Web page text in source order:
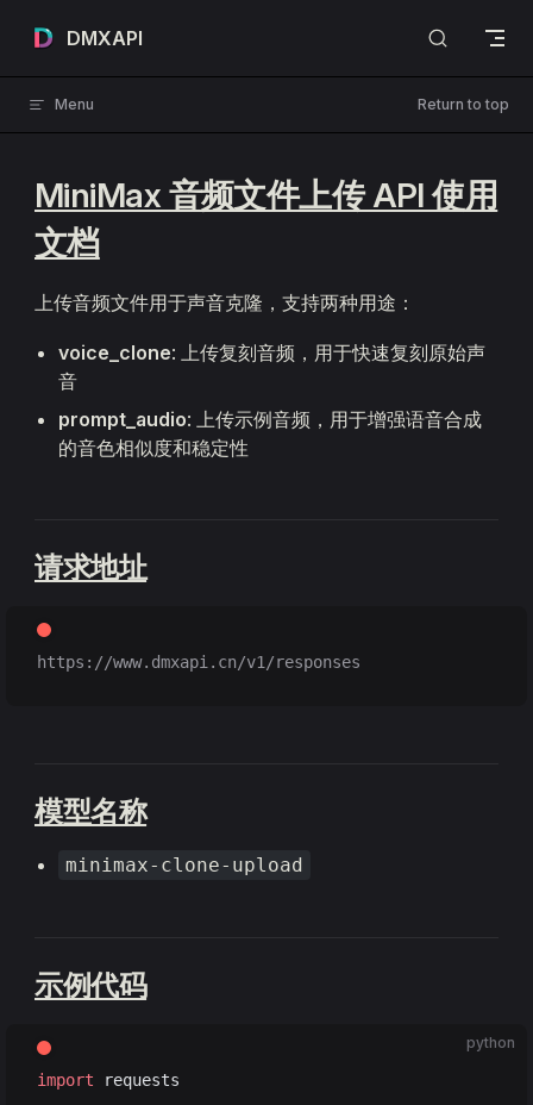
Skip to content
DMXAPI
Menu Return to top
MiniMax 音频文件上传 API 使用
文档
上传音频文件用于声音克隆，支持两种用途：
voice_clone: 上传复刻音频，用于快速复刻原始声
音
prompt_audio: 上传示例音频，用于增强语音合成
的音色相似度和稳定性
请求地址
https://www.dmxapi.cn/v1/responses
模型名称
minimax-clone-upload
示例代码
python
import requests